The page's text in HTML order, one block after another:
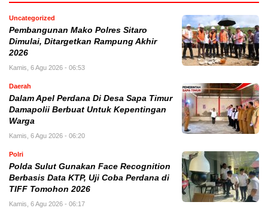
Uncategorized
Pembangunan Mako Polres Sitaro
Dimulai, Ditargetkan Rampung Akhir
2026
Kamis, 6 Agu 2026 - 06:53
Daerah
Dalam Apel Perdana Di Desa Sapa Timur
Damapolii Berbuat Untuk Kepentingan
Warga
Kamis, 6 Agu 2026 - 06:20
Polri
Polda Sulut Gunakan Face Recognition
Berbasis Data KTP, Uji Coba Perdana di
TIFF Tomohon 2026
Kamis, 6 Agu 2026 - 06:17